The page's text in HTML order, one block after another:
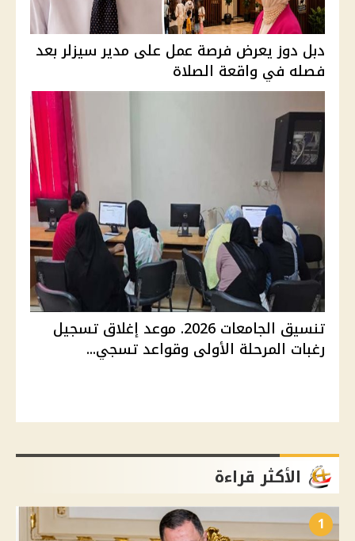
دبل دوز يعرض فرصة عمل على مدير سيزلر بعد
فصله في واقعة الصلاة
تنسيق الجامعات 2026. موعد إغلاق تسجيل
رغبات المرحلة الأولى وقواعد تسجي...
الأكثر قراءة
1